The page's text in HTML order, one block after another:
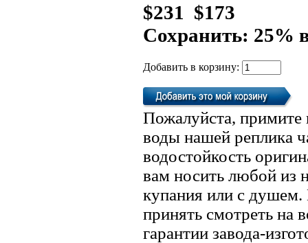
$231 $173
Сохранить: 25%
Добавить в корзину:
Пожалуйста, примите
воды нашей реплика
водостойкость
вам носить любой из
купания или с
принять смотреть на
гарантии завода-